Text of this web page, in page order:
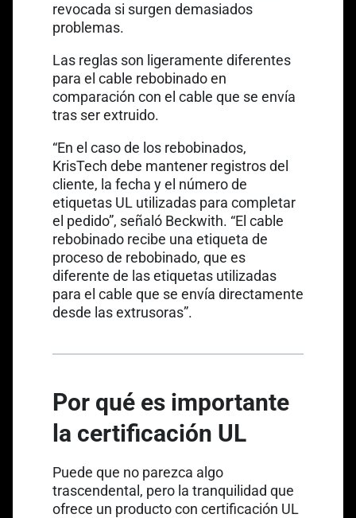
revocada si surgen demasiados
problemas.
Las reglas son ligeramente diferentes
para el cable rebobinado en
comparación con el cable que se envía
tras ser extruido.
“En el caso de los rebobinados,
KrisTech debe mantener registros del
cliente, la fecha y el número de
etiquetas UL utilizadas para completar
el pedido”, señaló Beckwith. “El cable
rebobinado recibe una etiqueta de
proceso de rebobinado, que es
diferente de las etiquetas utilizadas
para el cable que se envía directamente
desde las extrusoras”.
Por qué es importante
la certificación UL
Puede que no parezca algo
trascendental, pero la tranquilidad que
ofrece un producto con certificación UL